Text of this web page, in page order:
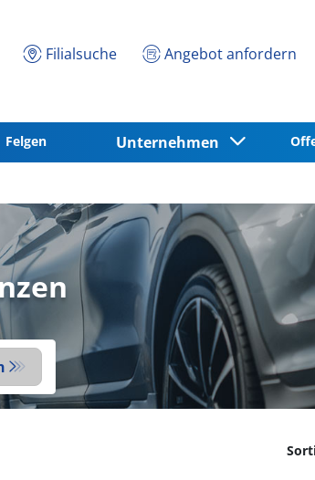
Filialsuche Angebot anfordern
Felgen Unternehmen